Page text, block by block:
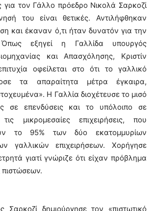
για τον Γάλλο πρόεδρο Νικολά Σαρκοζί
του είναι θετικές. Αντιλήφθηκαν
και έκαναν ό,τι ήταν δυνατόν για την
εξηγεί η Γαλλίδα υπουργός
και Απασχόλησης, Κριστίν
οφείλεται στο ότι το γαλλικό
τα απαραίτητα μέτρα έγκαιρα,
Η Γαλλία διοχέτευσε το μισό
σε επενδύσεις και το υπόλοιπο σε
μικρομεσαίες επιχειρήσεις, που
το 95% των δύο εκατομμυρίων
γαλλικών επιχειρήσεων. Χορήγησε
γιατί γνώριζε ότι είχαν πρόβλημα
πιστώσεων.
Σαρκοζί δημιούργησε τον «πιστωτικό